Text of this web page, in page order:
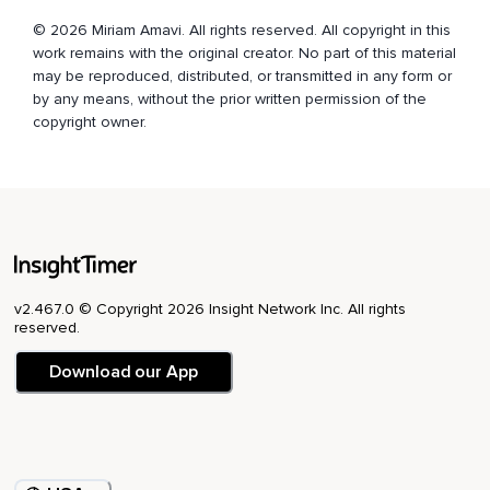
Herausfordernde Gefühle zu verarbeiten und warum wir
auch Kraft aus unserer Vergangenheit ziehen können und
ganz viele verschiedene Dinge.
Und wir hoffen ganz doll,
Allen Plattformen,
Aber auf jeden Fall bei Spotify und iTunes.
jeden Fall mal rein,
© 2026 Miriam Amavi. All rights reserved. All copyright in this
work remains with the original creator. No part of this material
may be reproduced, distributed, or transmitted in any form or
by any means, without the prior written permission of the
copyright owner.
v2.467.0 © Copyright 2026 Insight Network Inc. All rights
reserved.
Download our App